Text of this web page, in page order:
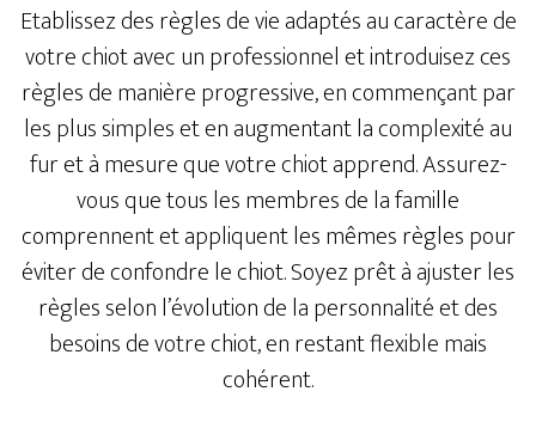
Etablissez des règles de vie adaptés au caractère de
votre chiot avec un professionnel et introduisez ces
règles de manière progressive, en commençant par
les plus simples et en augmentant la complexité au
fur et à mesure que votre chiot apprend. Assurez-
vous que tous les membres de la famille
comprennent et appliquent les mêmes règles pour
éviter de confondre le chiot. Soyez prêt à ajuster les
règles selon l’évolution de la personnalité et des
besoins de votre chiot, en restant flexible mais
cohérent.